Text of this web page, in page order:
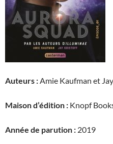
Auteurs :Amie Kaufman et
Maison d’édition : Knopf
Année de parution : 2019